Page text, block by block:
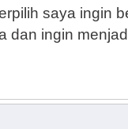
saya ingin
dan ingin